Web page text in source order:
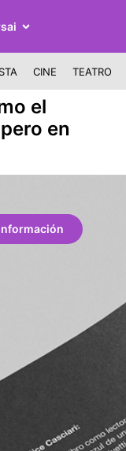
CINE TEATRO
el
en